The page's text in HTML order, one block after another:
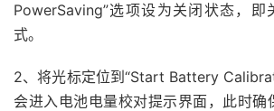
PowerSaving”选项设为关闭状态，即
式。
2、将光标定位到“Start Battery
会进入电池电量校对提示界面，此时确